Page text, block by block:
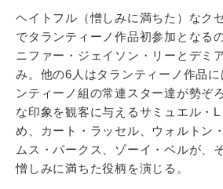
ヘイトフル（憎しみに満ちた）なク
でタランティーノ作品初参加となる
ニファー・ジェイソン・リーとデミ
み。他の6人はタランティーノ作品
ンティーノ組の常連スター達が勢ぞ
な印象を観客に与えるサミュエル・
め、カート・ラッセル、ウォルトン
ムス・パークス、ゾーイ・ベルが、
憎しみに満ちた役柄を演じる。